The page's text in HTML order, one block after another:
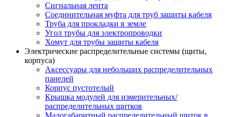
Сигнальная лента
Соединительная муфта для труб защиты кабеля
Труба для прокладки в земле
Угол трубы для электропроводки
Хомут для трубы защиты кабеля
Электрические распределительные системы (щиты,
корпуса)
Аксессуары для небольших распределительных
панелей
Корпус пустотелый
Крышка модулей для измерительных/
распределительных щитков
Малогабаритный распределительный щиток в